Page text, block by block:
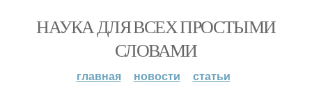
НАУКА ДЛЯ ВСЕХ ПРОСТЫМИ
СЛОВАМИ
главная новости статьи